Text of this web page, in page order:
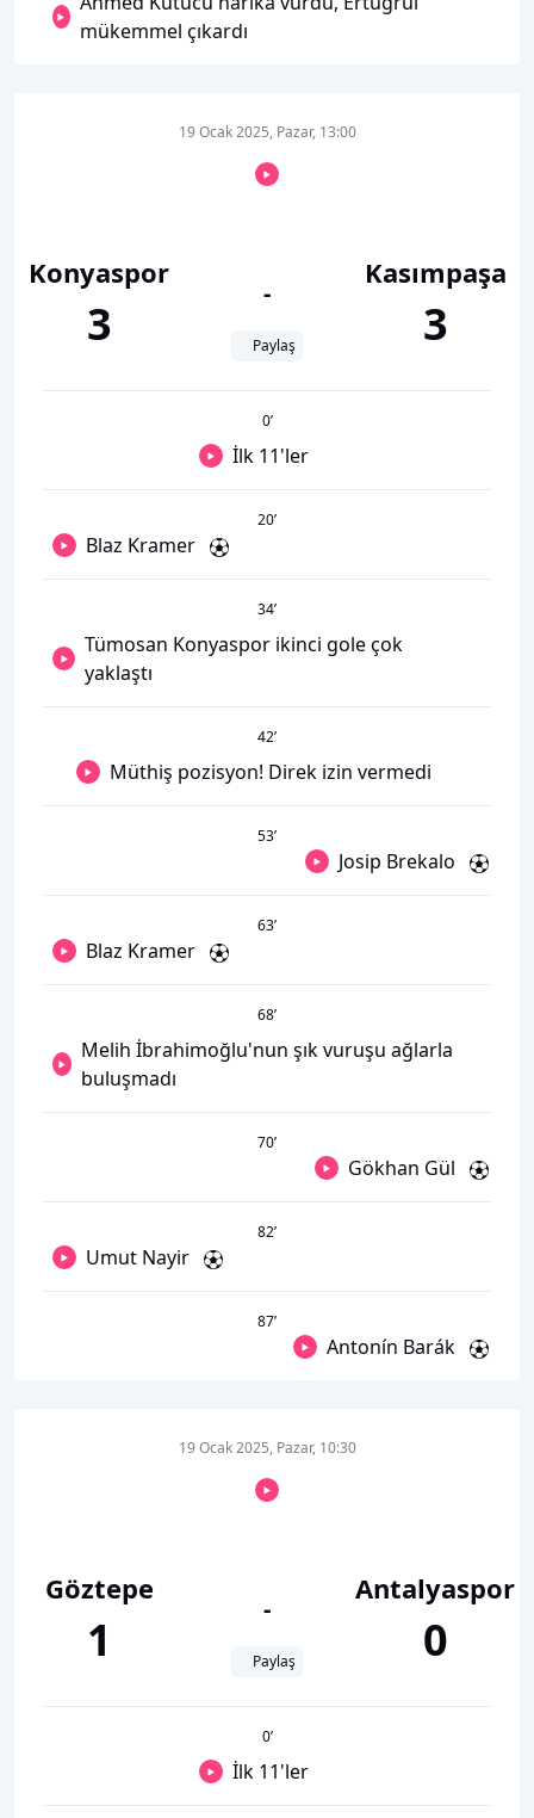
mükemmel çıkardı
Konyaspor
3
19 Ocak 2025, Pazar, 13:00
-
Paylaş
Kasımpaşa
3
0’
İlk 11'ler
20’
Blaz Kramer
34’
Tümosan Konyaspor ikinci gole çok
yaklaştı
42’
Müthiş pozisyon! Direk izin vermedi
53’
Josip Brekalo
63’
Blaz Kramer
68’
Melih İbrahimoğlu'nun şık vuruşu ağlarla
buluşmadı
70’
Gökhan Gül
82’
Umut Nayir
87’
Antonín Barák
Göztepe
1
19 Ocak 2025, Pazar, 10:30
-
Paylaş
Antalyaspor
0
0’
İlk 11'ler